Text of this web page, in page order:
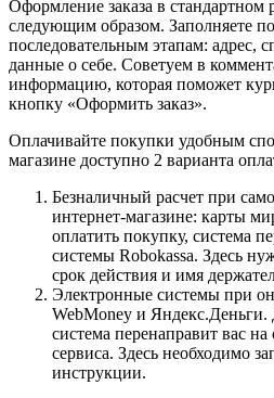
Оформление заказа в стандартном
следующим образом. Заполняете
последовательным этапам: адрес,
данные о себе. Советуем в
информацию, которая поможет
кнопку «Оформить заказ».
Оплачивайте покупки удобным
магазине доступно 2 варианта
Безналичный расчет при
интернет-магазине: карты
оплатить покупку, система
системы Robokassa. Здесь
срок действия и имя
Электронные системы при
WebMoney и
система перенаправит вас
сервиса. Здесь необходимо
инструкции.